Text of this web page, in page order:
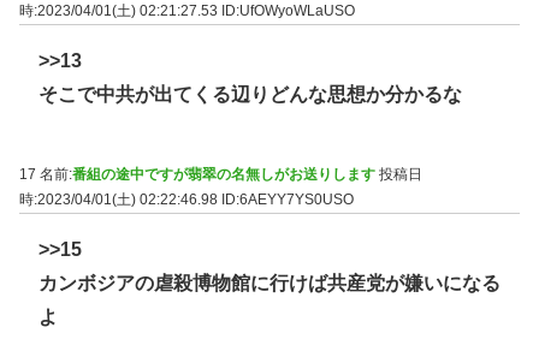
時:2023/04/01(土) 02:21:27.53
ID:UfOWyoWLaUSO
>>13
そこで中共が出てくる辺りどんな思想か分かるな
17 名前:番組の途中ですが翡翠の名無しがお送りします 投稿日
時:2023/04/01(土) 02:22:46.98 ID:6AEYY7YS0USO
>>15
カンボジアの虐殺博物館に行けば共産党が嫌いになる
よ